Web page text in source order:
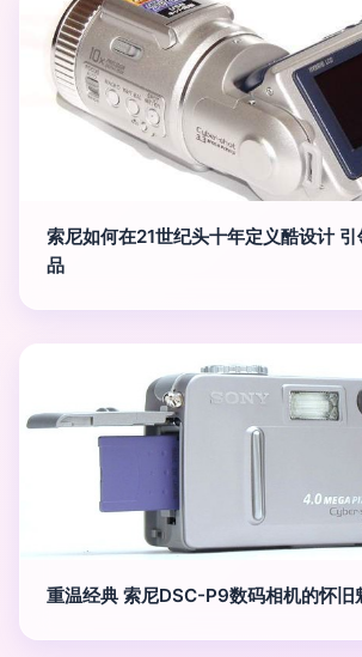
索尼如何在21世纪头十年定义酷设计
品
重温经典 索尼DSC-P9数码相机的怀旧